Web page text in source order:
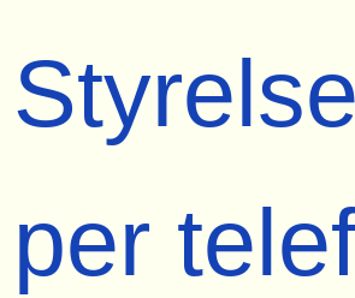
per